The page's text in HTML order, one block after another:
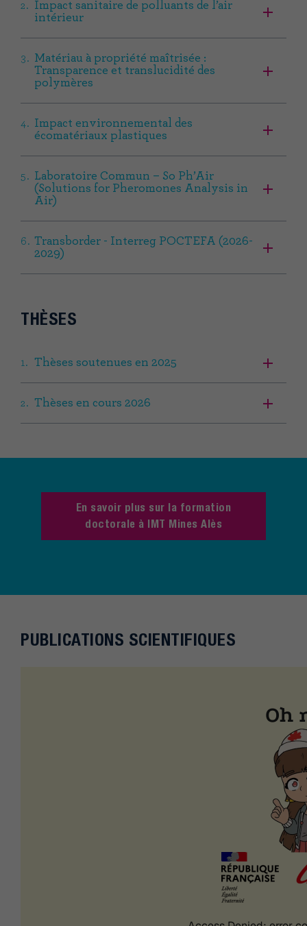
Impact sanitaire de polluants de l’air
intérieur
Matériau à propriété maîtrisée :
Transparence et translucidité des
polymères
Impact environnemental des
écomatériaux plastiques
Laboratoire Commun – So Ph’Air
(Solutions for Pheromones Analysis in
Air)
Transborder - Interreg POCTEFA (2026-
2029)
THÈSES
Thèses soutenues en 2025
Thèses en cours 2026
En savoir plus sur la formation
doctorale à IMT Mines Alès
PUBLICATIONS SCIENTIFIQUES